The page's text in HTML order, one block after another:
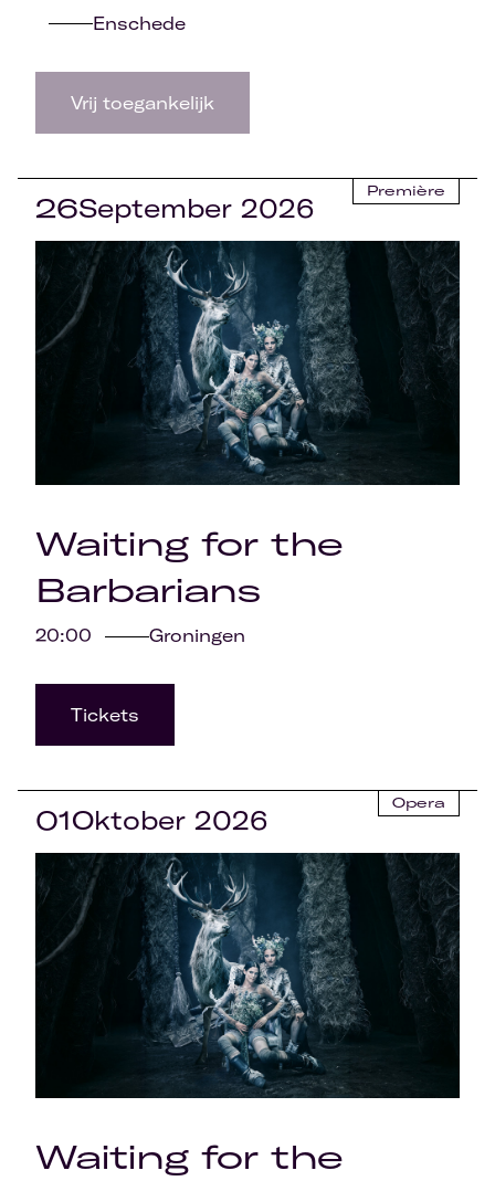
Enschede
Vrij toegankelijk
26September 2026
Première
Waiting for the
Barbarians
20:00 Groningen
Tickets
01Oktober 2026
Opera
Waiting for the